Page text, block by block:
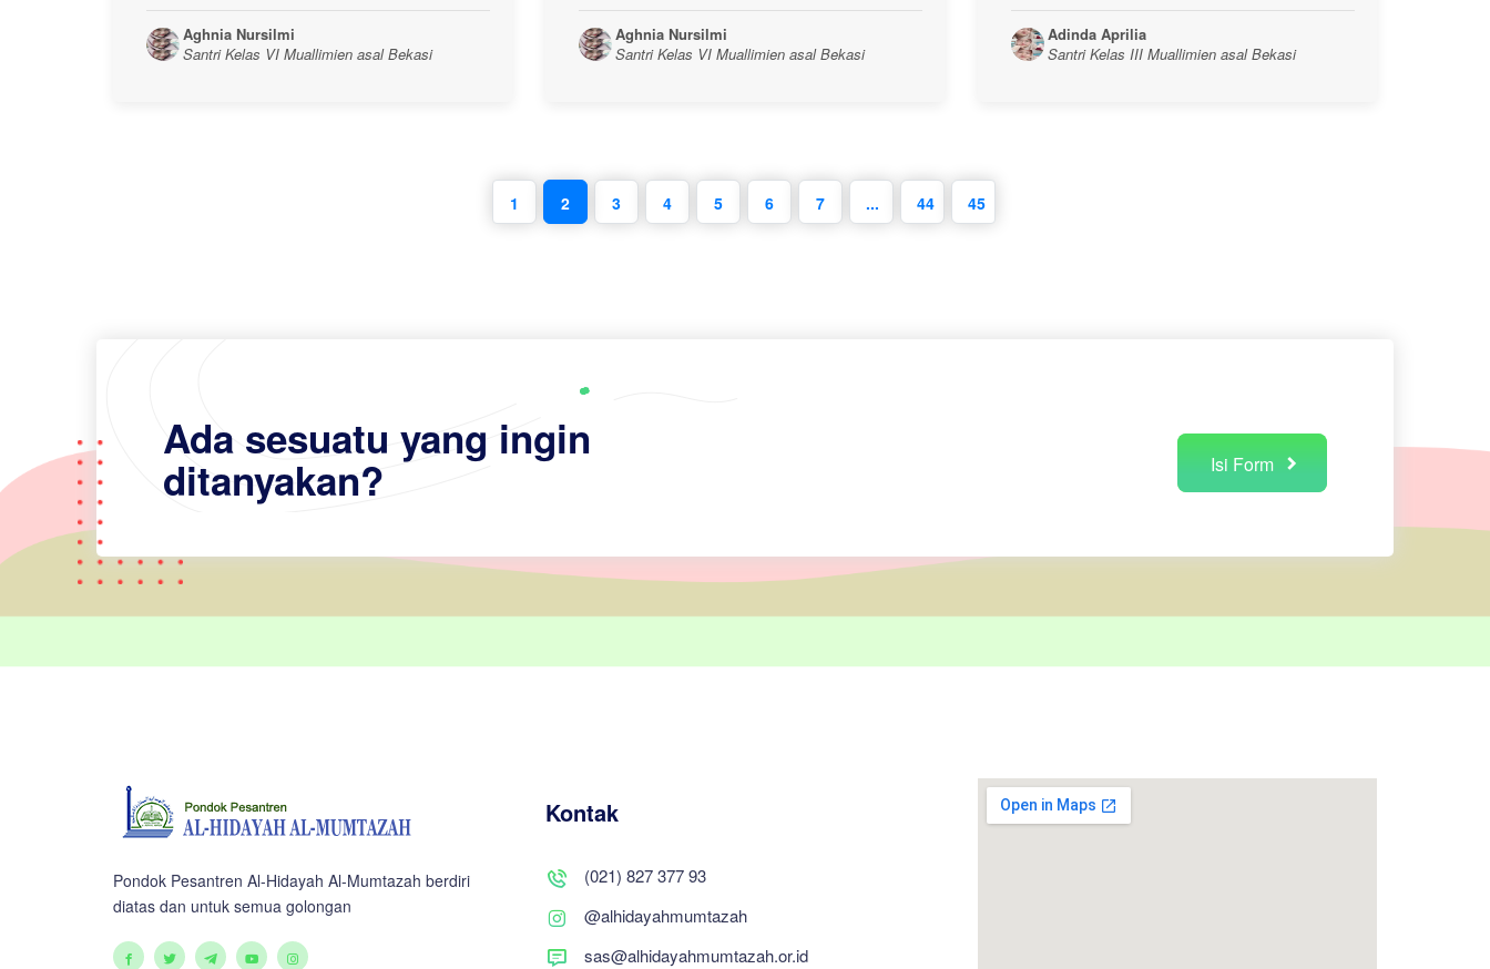
Aghnia Nursilmi
Santri Kelas VI Muallimien asal Bekasi
Aghnia Nursilmi
Santri Kelas VI Muallimien asal Bekasi
Adinda Aprilia
Santri Kelas III Muallimien asal Bekasi
1 2 3 4 5 6 7 ... 44 45
Ada sesuatu yang ingin
ditanyakan? Isi Form
Pondok Pesantren Al-Hidayah Al-Mumtazah berdiri
diatas dan untuk semua golongan
Kontak
(021) 827 377 93
@alhidayahmumtazah
sas@alhidayahmumtazah.or.id